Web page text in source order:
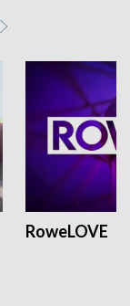
RoweLOVE